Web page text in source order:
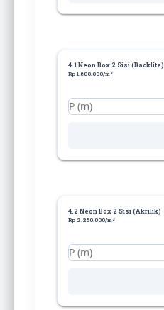
4.1 Neon Box 2 Sisi (Backlite)
Rp 1.800.000/m²
4.2 Neon Box 2 Sisi (Akrilik)
Rp 2.250.000/m²